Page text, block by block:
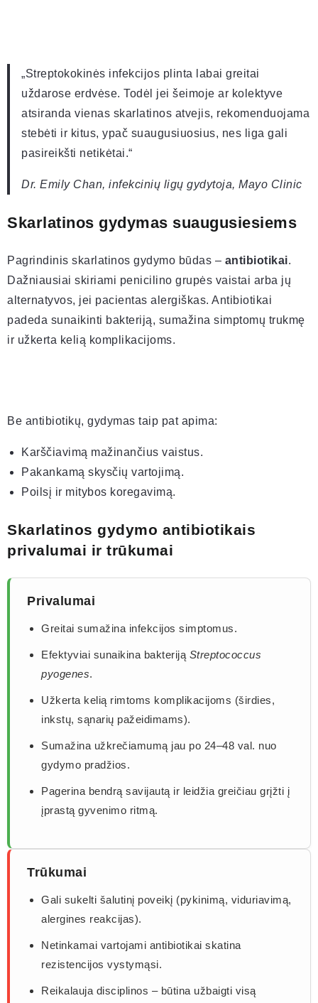
„Streptokokinės infekcijos plinta labai greitai
uždarose erdvėse. Todėl jei šeimoje ar kolektyve
atsiranda vienas skarlatinos atvejis, rekomenduojama
stebėti ir kitus, ypač suaugusiuosius, nes liga gali
pasireikšti netikėtai.“
Dr. Emily Chan, infekcinių ligų gydytoja, Mayo Clinic
Skarlatinos gydymas suaugusiesiems
Pagrindinis skarlatinos gydymo būdas – antibiotikai.
Dažniausiai skiriami penicilino grupės vaistai arba jų
alternatyvos, jei pacientas alergiškas. Antibiotikai
padeda sunaikinti bakteriją, sumažina simptomų trukmę
ir užkerta kelią komplikacijoms.
Be antibiotikų, gydymas taip pat apima:
Karščiavimą mažinančius vaistus.
Pakankamą skysčių vartojimą.
Poilsį ir mitybos koregavimą.
Skarlatinos gydymo antibiotikais
privalumai ir trūkumai
Privalumai
Greitai sumažina infekcijos simptomus.
Efektyviai sunaikina bakteriją Streptococcus
pyogenes.
Užkerta kelią rimtoms komplikacijoms (širdies,
inkstų, sąnarių pažeidimams).
Sumažina užkrečiamumą jau po 24–48 val. nuo
gydymo pradžios.
Pagerina bendrą savijautą ir leidžia greičiau grįžti į
įprastą gyvenimo ritmą.
Trūkumai
Gali sukelti šalutinį poveikį (pykinimą, viduriavimą,
alergines reakcijas).
Netinkamai vartojami antibiotikai skatina
rezistencijos vystymąsi.
Reikalauja disciplinos – būtina užbaigti visą